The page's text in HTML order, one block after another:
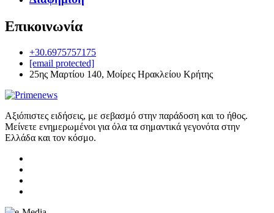
Επικοινωνία
+30.6975757175
[email protected]
25ης Μαρτίου 140, Μοίρες Ηρακλείου Κρήτης
Αξιόπιστες ειδήσεις, με σεβασμό στην παράδοση και το ήθος.
Μείνετε ενημερωμένοι για όλα τα σημαντικά γεγονότα στην
Ελλάδα και τον κόσμο.